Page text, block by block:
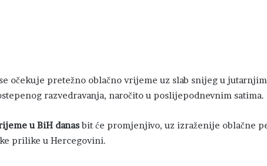
očekuje pretežno oblačno vrijeme uz slab snijeg u
razvedravanja, naročito u poslijepodnevnim satima.
u BiH danasbit će promjenjivo, uz izraženije oblačne
prilike u Hercegovini.